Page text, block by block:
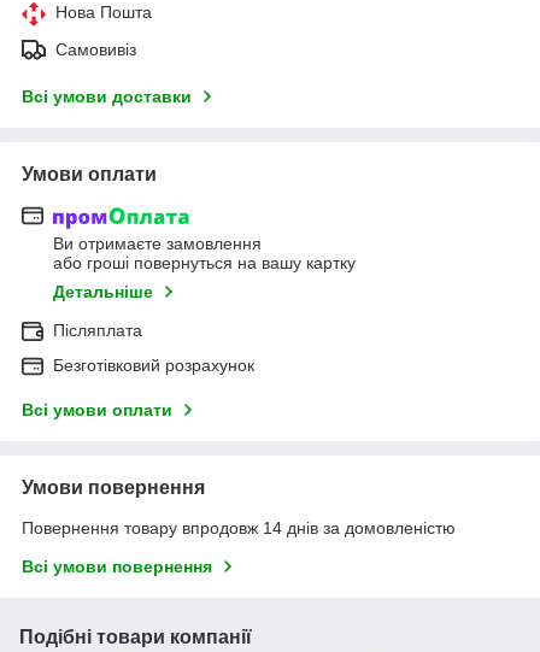
Нова Пошта
Самовивіз
Всі умови доставки
Умови оплати
Ви отримаєте замовлення
або гроші повернуться на вашу картку
Детальніше
Післяплата
Безготівковий розрахунок
Всі умови оплати
Умови повернення
Повернення товару впродовж 14 днів за домовленістю
Всі умови повернення
Подібні товари компанії